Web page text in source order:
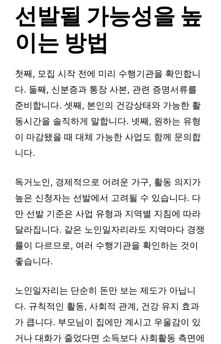
선발될 가능성을 높
이는 방법
첫째, 모집 시작 전에 미리 수행기관을 확인합니
다. 둘째, 신분증과 통장 사본, 관련 증명서류를
준비합니다. 셋째, 본인의 건강상태와 가능한 활
동시간을 솔직하게 말합니다. 넷째, 원하는 유형
이 마감됐을 때 대체 가능한 사업도 함께 문의합
니다.
독거노인, 경제적으로 어려운 가구, 활동 의지가
높은 신청자는 선발에서 고려될 수 있습니다. 다
만 선발 기준은 사업 유형과 지역별 지침에 따라
달라집니다. 같은 노인일자리라도 지역마다 경쟁
률이 다르므로, 여러 수행기관을 확인하는 것이
좋습니다.
노인일자리는 단순히 돈만 보는 제도가 아닙니
다. 규칙적인 활동, 사회적 관계, 건강 유지 효과
가 큽니다. 부모님이 집에만 계시고 우울감이 있
거나 대화가 줄었다면 소득보다 사회활동 측면에